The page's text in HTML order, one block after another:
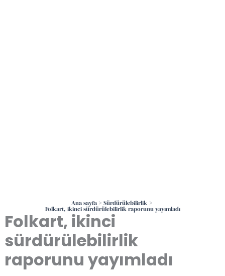
Ana sayfa Sürdürülebilirlik
Folkart, ikinci sürdürülebilirlik raporunu yayımladı
Folkart, ikinci
sürdürülebilirlik
raporunu yayımladı